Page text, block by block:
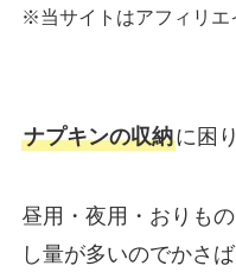
※当サイトはアフィリエ
ナプキンの収納に困
昼用・夜用・おりも
し量が多いのでかさ